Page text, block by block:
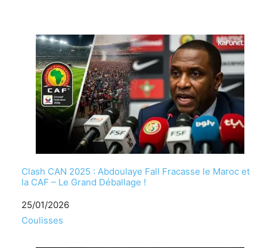
Clash CAN 2025 : Abdoulaye Fall Fracasse le Maroc et
la CAF – Le Grand Déballage !
Date
25/01/2026
Par rapport à
Coulisses